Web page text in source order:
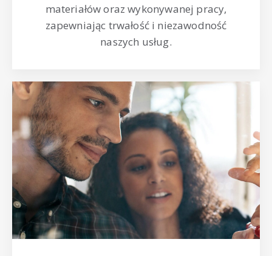
materiałów oraz wykonywanej pracy,
zapewniając trwałość i niezawodność
naszych usług.